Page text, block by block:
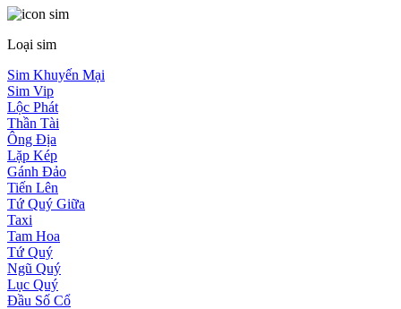
Loại sim
Sim Khuyến Mại
Sim Vip
Lộc Phát
Thần Tài
Ông Địa
Lặp Kép
Gánh Đảo
Tiến Lên
Tứ Quý Giữa
Taxi
Tam Hoa
Tứ Quý
Ngũ Quý
Lục Quý
Đầu Số Cổ